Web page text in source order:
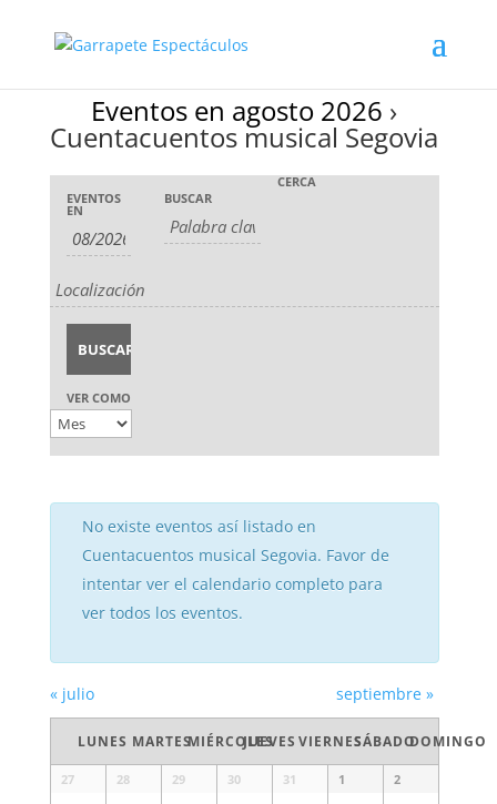
Eventos en agosto 2026 ›
Cuentacuentos musical Segovia
Navegación
de
búsqueda
y
vistas
de
Eventos
Búsqueda
de
Eventos
EVENTOS
EN
BUSCAR
CERCA
Navegación
de
vistas
de
Evento
VER COMO
No existe eventos así listado en
Cuentacuentos musical Segovia. Favor de
intentar ver el calendario completo para
ver todos los eventos.
«julio septiembre»
Calendario
de
Eventos
Calendario
LUNES MARTESMIÉRCOLES
JUEVES VIERNESSÁBADODOMINGO
27 28 29 30 31 1 2